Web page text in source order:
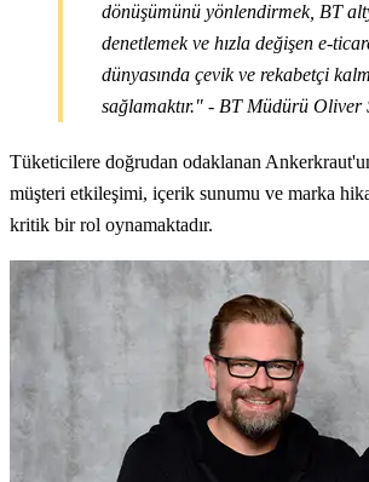
dönüşümünü yönlendirmek, BT
denetlemek ve hızla değişen e-
dünyasında çevik ve rekabetçi
sağlamaktır." - BT Müdürü Oliver
Tüketicilere doğrudan odaklanan
müşteri etkileşimi, içerik sunumu ve marka
kritik bir rol oynamaktadır.